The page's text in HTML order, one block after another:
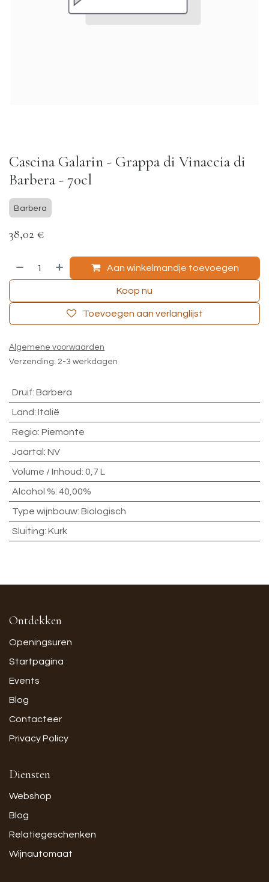
Cascina Galarin - Grappa di Vinaccia di
Barbera - 70cl
Barbera
38,02 €
Aan winkelmandje toevoegen
Koop nu
Toevoegen aan verlanglijst
Algemene voorwaarden
Verzending: 2-3 werkdagen
Druif: Barbera
Land: Italië
Regio: Piemonte
Jaartal : NV
Volume / Inhoud: 0,7 L
Alcohol %: 40,00%
Type wijnbouw: Biologisch
Sluiting: Kurk
Ontdekken
Openingsuren
Startpagina
Events
Blog
Contacteer
Privacy Policy
Diensten
Webshop
Blog
Relatiegeschenken
Wijnautomaat